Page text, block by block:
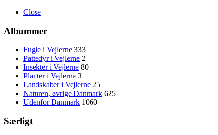
Close
Albummer
Fugle i Vejlerne 333
Pattedyr i Vejlerne 2
Insekter i Vejlerne 80
Planter i Vejlerne 3
Landskaber i Vejlerne 25
Naturen, øvrige Danmark 625
Udenfor Danmark 1060
Særligt